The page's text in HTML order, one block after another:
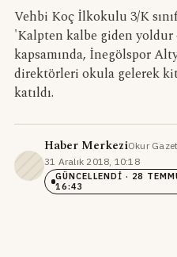
Vehbi Koç İlkokulu 3/K
'Kalpten kalbe giden
kapsamında, İnegölspor
direktörleri okula gelerek
katıldı.
Haber MerkeziOkur
31 Aralık 2018, 10:18·
GÜNCELLENDI · 28
16:43